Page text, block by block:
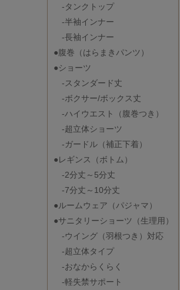
-タンクトップ
-半袖インナー
-長袖インナー
●腹巻（はらまきパンツ）
●ショーツ
-スタンダード丈
-ボクサー/ボックス丈
-ハイウエスト（腹巻つき）
-超立体ショーツ
-ガードル（補正下着）
●レギンス（ボトム）
-2分丈～5分丈
-7分丈～10分丈
●ルームウェア（パジャマ）
●サニタリーショーツ（生理用）
-ウイング（羽根つき）対応
-超立体タイプ
-おなからくらく
-軽失禁サポート